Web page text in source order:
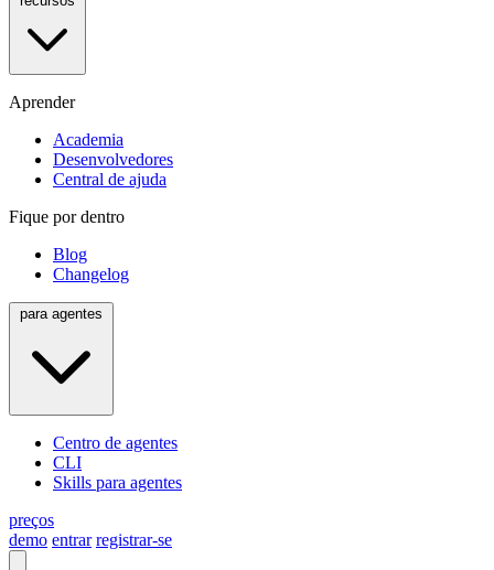
Aprender
Academia
Desenvolvedores
Central de ajuda
Fique por dentro
Blog
Changelog
Centro de agentes
CLI
Skills para agentes
preços
demo entrar registrar-se